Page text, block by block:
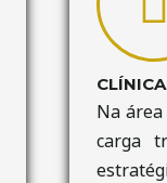
Na
carga